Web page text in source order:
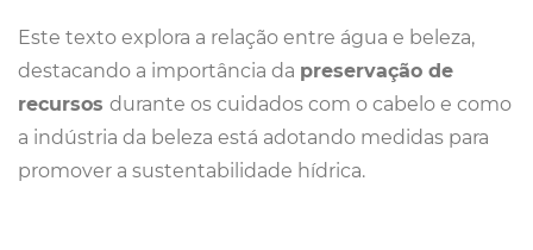
Este texto explora a relação entre água e beleza,
destacando a importância da preservação de
recursos durante os cuidados com o cabelo e como
a indústria da beleza está adotando medidas para
promover a sustentabilidade hídrica.